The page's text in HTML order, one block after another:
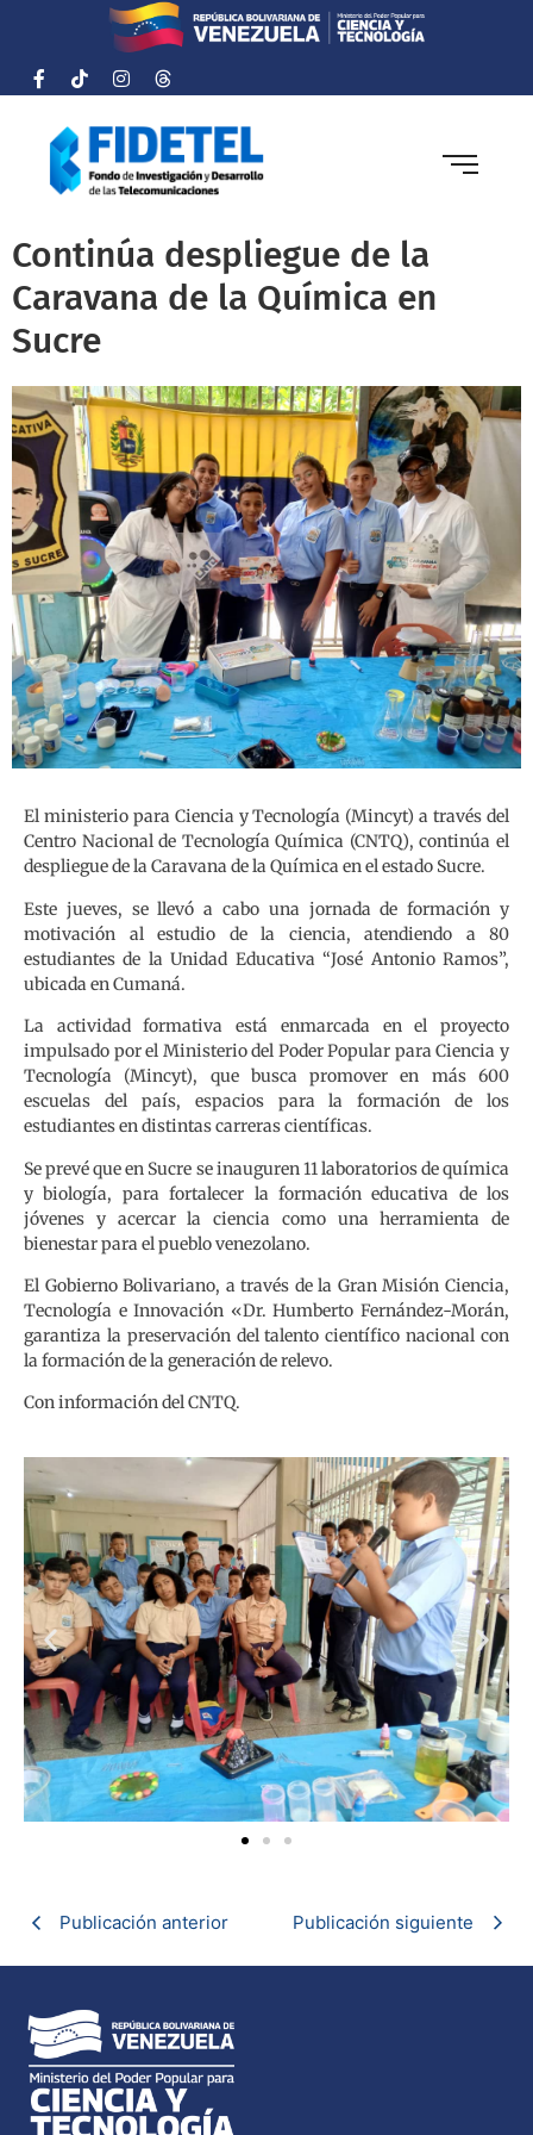
Continúa despliegue de la
Caravana de la Química en
Sucre
El ministerio para Ciencia y Tecnología (Mincyt) a través del
Centro Nacional de Tecnología Química (CNTQ), continúa el
despliegue de la Caravana de la Química en el estado Sucre.
Este jueves, se llevó a cabo una jornada de formación y
motivación al estudio de la ciencia, atendiendo a 80
estudiantes de la Unidad Educativa “José Antonio Ramos”,
ubicada en Cumaná.
La actividad formativa está enmarcada en el proyecto
impulsado por el Ministerio del Poder Popular para Ciencia y
Tecnología (Mincyt), que busca promover en más 600
escuelas del país, espacios para la formación de los
estudiantes en distintas carreras científicas.
Se prevé que en Sucre se inauguren 11 laboratorios de química
y biología, para fortalecer la formación educativa de los
jóvenes y acercar la ciencia como una herramienta de
bienestar para el pueblo venezolano.
El Gobierno Bolivariano, a través de la Gran Misión Ciencia,
Tecnología e Innovación «Dr. Humberto Fernández-Morán,
garantiza la preservación del talento científico nacional con
la formación de la generación de relevo.
Con información del CNTQ.
Publicación anterior Publicación siguiente